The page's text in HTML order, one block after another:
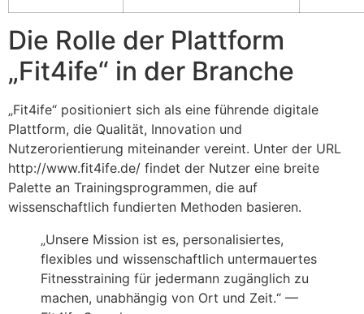
Die Rolle der Plattform
„Fit4ife“ in der Branche
„Fit4ife“ positioniert sich als eine führende digitale
Plattform, die Qualität, Innovation und
Nutzerorientierung miteinander vereint. Unter der URL
http://www.fit4ife.de/ findet der Nutzer eine breite
Palette an Trainingsprogrammen, die auf
wissenschaftlich fundierten Methoden basieren.
„Unsere Mission ist es, personalisiertes,
flexibles und wissenschaftlich untermauertes
Fitnesstraining für jedermann zugänglich zu
machen, unabhängig von Ort und Zeit.“ —